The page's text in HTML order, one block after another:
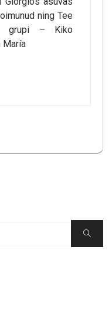
ning Tee
grupi – Kiko
María
Search